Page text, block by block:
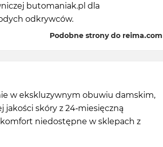
butomaniak.pl dla
odkrywców.
Podobne strony do reima.com
w ekskluzywnym obuwiu damskim,
skóry z 24-miesięczną
niedostępne w sklepach z